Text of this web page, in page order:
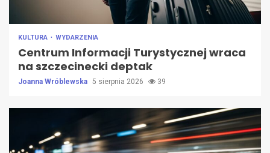
KULTURA WYDARZENIA
Centrum Informacji Turystycznej wraca
na szczecinecki deptak
Joanna Wróblewska 5 sierpnia 2026 39